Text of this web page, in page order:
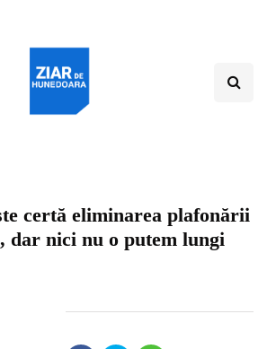
certă eliminarea plafonării
dar nici nu o putem lungi